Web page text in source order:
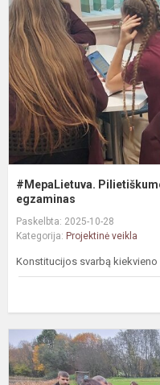
#MepaLietuva.
egzaminas
Paskelbta: 2025-10-28
Kategorija: Projektinė veikla
Konstitucijos svarbą